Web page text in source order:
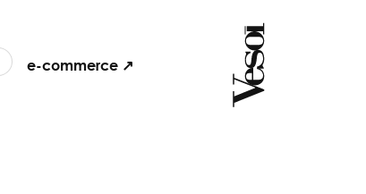
e-commerce ↗